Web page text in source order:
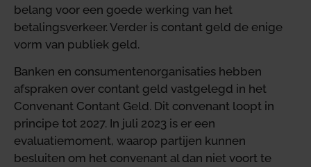
belang voor een goede werking van het
betalingsverkeer. Verder is contant geld de enige
vorm van publiek geld.
Banken en consumentenorganisaties hebben
afspraken over contant geld vastgelegd in het
Convenant Contant Geld. Dit convenant loopt in
principe tot 2027. In juli 2023 is er een
evaluatiemoment, waarop partijen kunnen
besluiten om het convenant al dan niet voort te